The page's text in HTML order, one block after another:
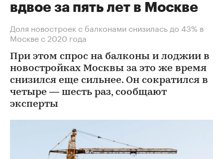
вдвое за пять лет в Москве
Доля новостроек с балконами снизилась до 43% в
Москве с 2020 года
При этом спрос на балконы и лоджии в
новостройках Москвы за это же время
снизился еще сильнее. Он сократился в
четыре — шесть раз, сообщают
эксперты